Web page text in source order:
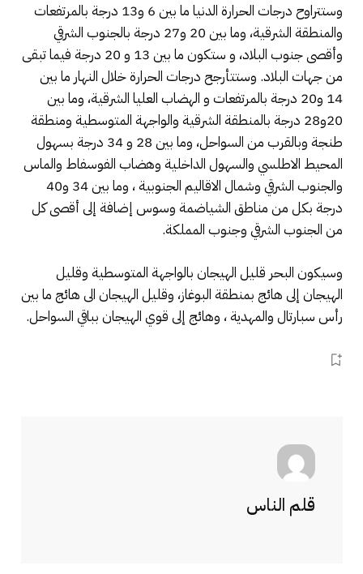
وستتراوح درجات الحرارة الدنيا ما بين 6 و13 درجة بالمرتفعات
والمنطقة الشرقية، وما بين 20 و27 درجة بالجنوب الشرقي
وأقصى جنوب البلاد، و ستكون ما بين 13 و 20 درجة فيما تبقى
من جهات البلاد. وستتأرجح درجات الحرارة خلال النهار ما بين
14 و20 درجة بالمرتفعات و الهضاب العليا الشرقية، وما بين
20و28 درجة بالمنطقة الشرقية والواجهة المتوسطية ومنطقة
طنجة وبالقرب من السواحل، وما بين 28 و 34 درجة بسهول
المحيط الاطلسي والسهول الداخلية وهضاب الفوسفاط والماس
والجنوب الشرقي وشمال الاقاليم الجنوبية ، وما بين 34 و40
درجة بكل من مناطق الشياضمة وسوس إضافة إلى أقصى كل
من الجنوب الشرقي وجنوب المملكة.
وسيكون البحر قليل الهيجان بالواجهة المتوسطية وقليل
الهيجان إلى هائج بمنطقة البوغاز، وقليل الهيجان الى هائج ما بين
رأس سبارتال والمهدية ، وهائج إلى قوي الهيجان بباقي السواحل.
قلم الناس